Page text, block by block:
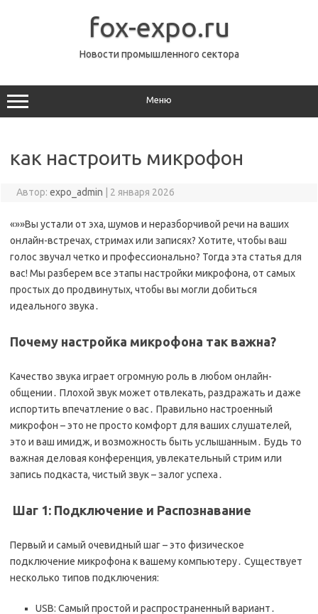
fox-expo.ru
Новости промышленного сектора
Меню
как настроить микрофон
Автор: expo_admin 2 января 2026
«»»Вы устали от эха, шумов и неразборчивой речи на ваших
онлайн-встречах, стримах или записях? Хотите, чтобы ваш
голос звучал четко и профессионально? Тогда эта статья для
вас! Мы разберем все этапы настройки микрофона, от самых
простых до продвинутых, чтобы вы могли добиться
идеального звука․
Почему настройка микрофона так важна?
Качество звука играет огромную роль в любом онлайн-
общении․ Плохой звук может отвлекать, раздражать и даже
испортить впечатление о вас․ Правильно настроенный
микрофон – это не просто комфорт для ваших слушателей,
это и ваш имидж, и возможность быть услышанным․ Будь то
важная деловая конференция, увлекательный стрим или
запись подкаста, чистый звук – залог успеха․
️ Шаг 1: Подключение и Распознавание
Первый и самый очевидный шаг – это физическое
подключение микрофона к вашему компьютеру․ Существует
несколько типов подключения:
USB: Самый простой и распространенный вариант․